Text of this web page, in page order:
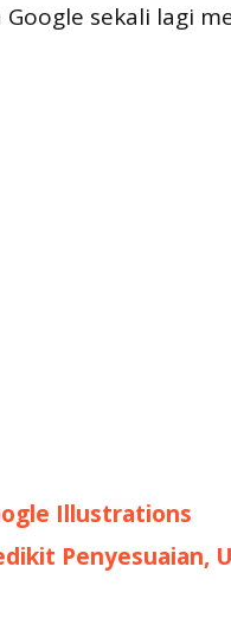
sekali lagi
Illustrations
Penyesuaian,